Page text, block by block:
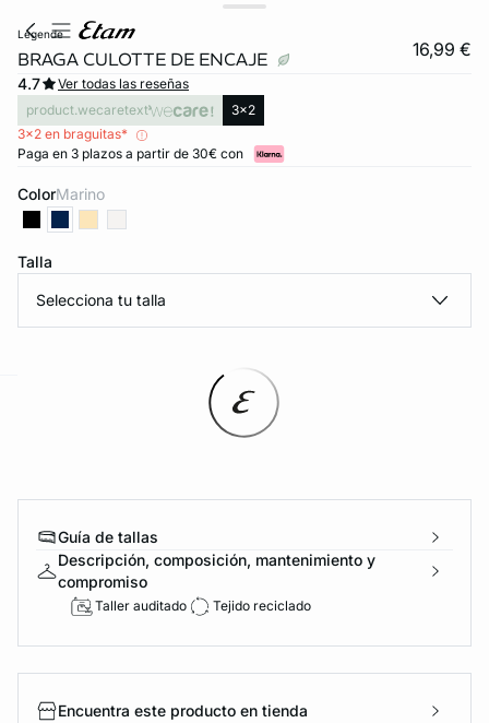
legende
BRAGA CULOTTE DE ENCAJE 16,99 €
4.7
Ver todas las reseñas
product.wecaretext
3x2
3x2 en braguitas*
Paga en 3 plazos a partir de 30€ con
Color marino
Talla
Selecciona tu talla
Guía de tallas
Descripción, composición, mantenimiento y
compromiso
Taller auditado Tejido reciclado
Encuentra este producto en tienda